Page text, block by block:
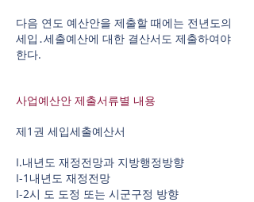
다음 연도 예산안을 제출할 때에는 전년도의
세입․세출예산에 대한 결산서도 제출하여야
한다.
사업예산안 제출서류별 내용
제1권 세입세출예산서
I.내년도 재정전망과 지방행정방향
I-1내년도 재정전망
I-2시 도 도정 또는 시군구정 방향